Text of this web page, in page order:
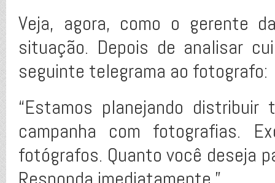
Veja, agora, como o gerente
situação. Depois de analisar
seguinte telegrama ao fotografo:
“Estamos planejando
campanha com fotografias.
fotógrafos. Quanto você deseja